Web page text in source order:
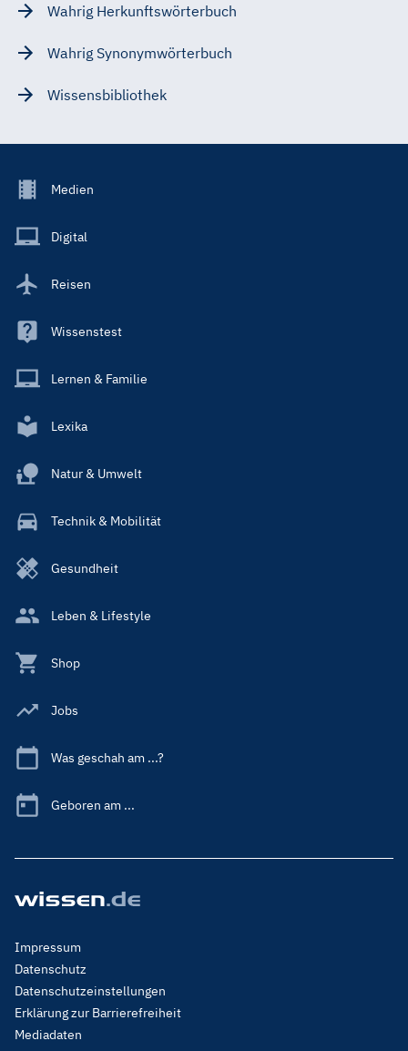
Wahrig Herkunftswörterbuch
Wahrig Synonymwörterbuch
Wissensbibliothek
Footer
Main
Medien
Digital
Reisen
Wissenstest
Lernen & Familie
Lexika
Natur & Umwelt
Technik & Mobilität
Gesundheit
Leben & Lifestyle
Shop
Jobs
Was geschah am ...?
Geboren am ...
Footer
Menu
Legal
Impressum
Datenschutz
Datenschutzeinstellungen
Erklärung zur Barrierefreiheit
Mediadaten